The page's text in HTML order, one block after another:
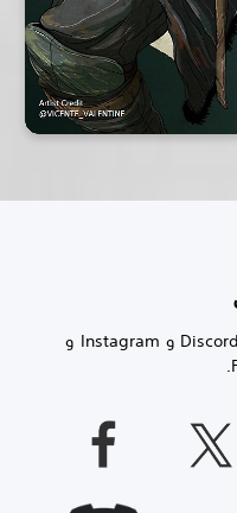
تابع God of War على منصة X و Discord و Instagram و